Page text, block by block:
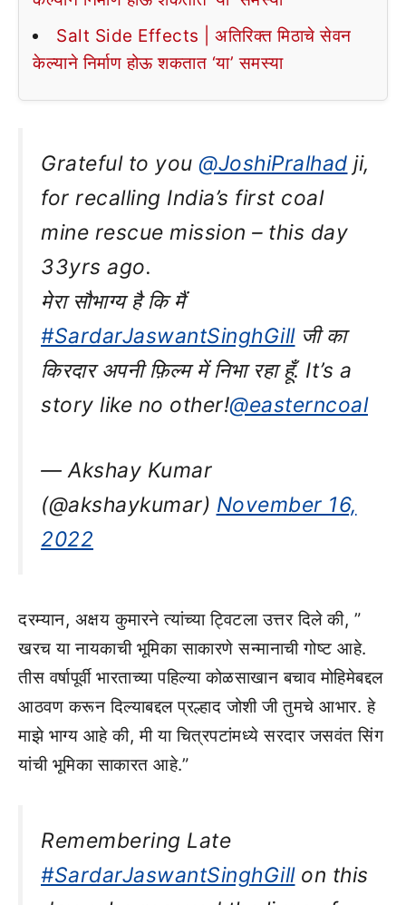
Salt Side Effects | अतिरिक्त मिठाचे सेवन
केल्याने निर्माण होऊ शकतात ‘या’ समस्या
Grateful to you @JoshiPralhad ji,
for recalling India’s first coal
mine rescue mission – this day
33yrs ago.
मेरा सौभाग्य है कि मैं
#SardarJaswantSinghGillजी का
किरदार अपनी फ़िल्म में निभा रहा हूँ. It’s a
story like no other!@easterncoal
— Akshay Kumar
(@akshaykumar) November 16,
2022
दरम्यान, अक्षय कुमारने त्यांच्या ट्विटला उत्तर दिले की, ”
खरच या नायकाची भूमिका साकारणे सन्मानाची गोष्ट आहे.
तीस वर्षापूर्वी भारताच्या पहिल्या कोळसाखान बचाव मोहिमेबद्दल
आठवण करून दिल्याबद्दल प्रल्हाद जोशी जी तुमचे आभार. हे
माझे भाग्य आहे की, मी या चित्रपटांमध्ये सरदार जसवंत सिंग
यांची भूमिका साकारत आहे.”
Remembering Late
#SardarJaswantSinghGillon this